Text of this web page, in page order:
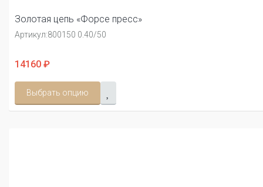
Золотая цепь «Форсе пресс»
Артикул:800150 0.40/50
14160 ₽
Выбрать опцию